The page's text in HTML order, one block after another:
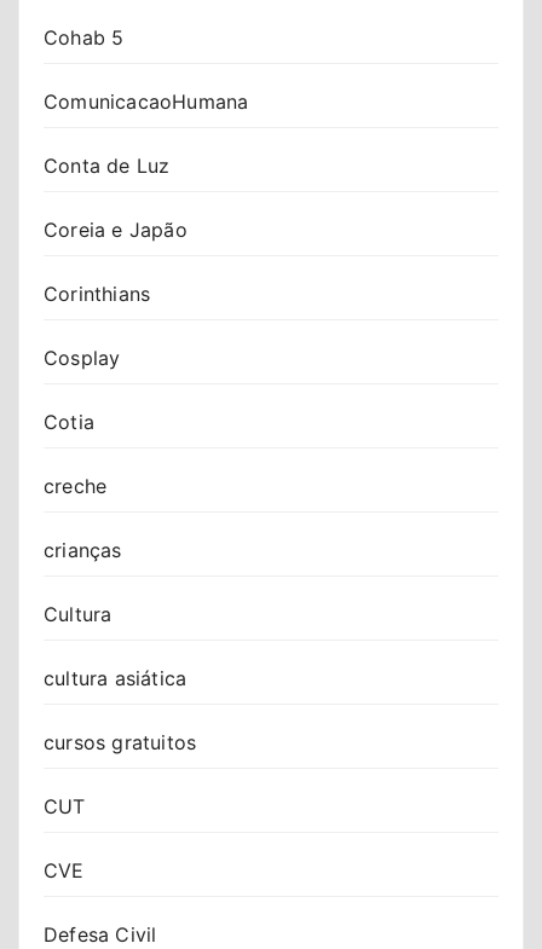
Cohab 5
ComunicacaoHumana
Conta de Luz
Coreia e Japão
Corinthians
Cosplay
Cotia
creche
crianças
Cultura
cultura asiática
cursos gratuitos
CUT
CVE
Defesa Civil